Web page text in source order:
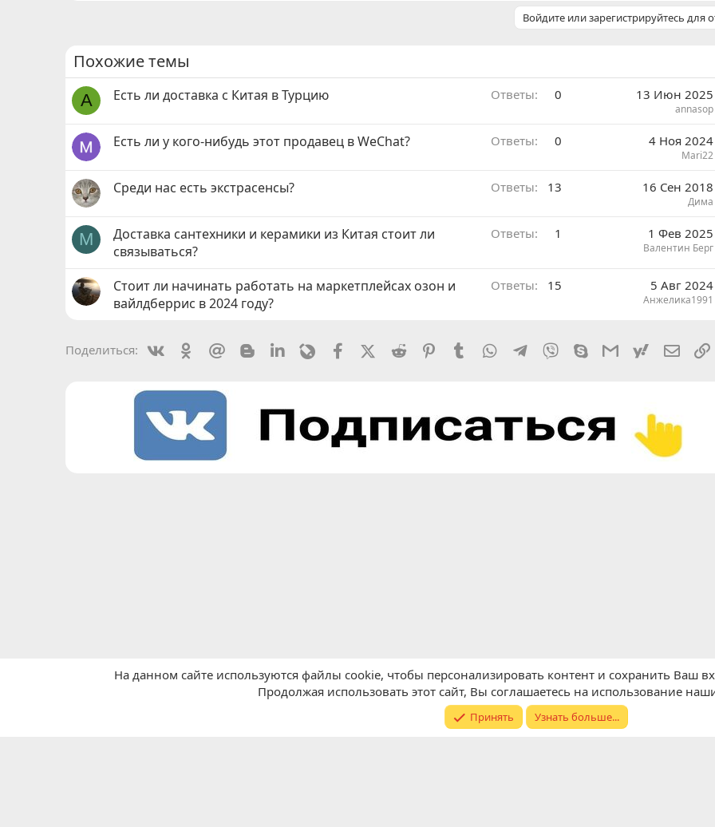
Войдите или зарегистрируйтесь для
Похожие темы
A Есть ли доставка с Китая в Турцию Ответы 0 13 Июн 2025
annasop
Есть ли у кого-нибудь этот продавец в WeChat? Ответы 0 4 Ноя 2024
Mari22
Среди нас есть экстрасенсы? Ответы 13 16 Сен 2018
Дима
М
Доставка сантехники и керамики из Китая стоит ли
связываться?
Ответы 1 1 Фев 2025
Валентин Берг
Стоит ли начинать работать на маркетплейсах озон и
вайлдберрис в 2024 году?
Ответы 15 5 Авг 2024
Анжелика1991
Поделиться: VkontakteOdnoklassniki
Mail.ru BloggerLinkedinLivejournalFacebookX (Twitter)
Reddit PinterestTumblr WhatsAppTelegram
Viber SkypeGmailyahoomail
Покупки в Китае 🎈Общие вопросы
Обратная связь
На данном сайте используются файлы cookie, чтобы персонализировать контент и сохранить Ваш
Продолжая использовать этот сайт, Вы соглашаетесь на использование
Принять Узнать больше...